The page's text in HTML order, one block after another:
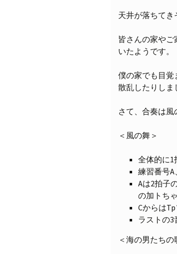
天井が落ちて
皆さんの家や
いたようです。
僕の家でも目覚
散乱したりしま
さて、合奏は風
＜風の舞＞
全体的に1
練習番号A
Aは2拍子
の加トち
Cからは
ラストの3
＜海の男たちの